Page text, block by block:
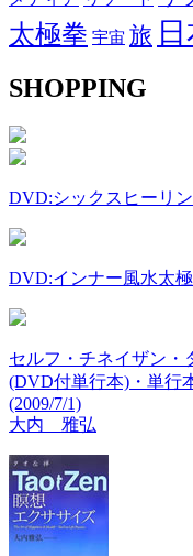
太極拳 宇宙 旅
SHOPPING
DVD:シックスヒーリ
DVD:インナー風水太
セルフ・チネイザン・
(DVD付単行本)・単行
(2009/7/1)
大内 雅弘